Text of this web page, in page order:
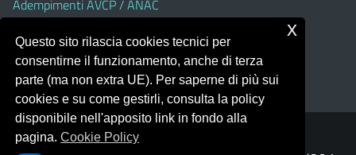
Adempimenti AVCP / ANAC
Dichiarazione di accessibilità
Portale realizzato con la piattaforma
Questo sito rilascia cookies tecnici per
consentirne il funzionamento, anche di terza
parte (ma non extra UE). Per saperne di più sui
cookies e su come gestirli, consulta la policy
disponibile nell'apposito link in fondo alla
pagina.Cookie Policy
x